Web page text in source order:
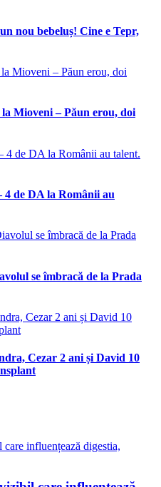
nou bebeluș! Cine e Tepr,
Mioveni – Păun erou, doi
4 de DA la Românii au
se îmbracă de la Prada
Cezar 2 ani și David 10